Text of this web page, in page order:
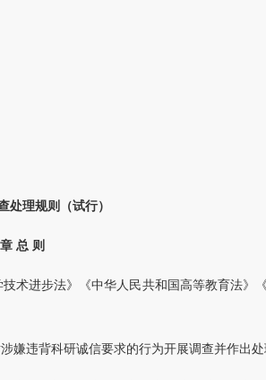
处理规则（试行）
总 则
术进步法》《中华人民共和国高等教育法》
嫌违背科研诚信要求的行为开展调查并作出处